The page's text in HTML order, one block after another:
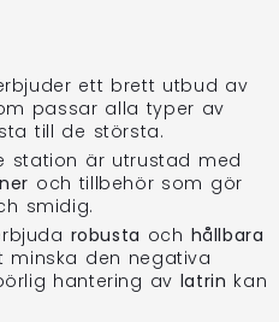
ett brett utbud av
passar alla typer av
till de största.
station är utrustad med
och tillbehör som gör
smidig.
robusta och hållbara
minska den negativa
hantering av latrin kan